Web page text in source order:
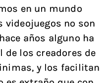
en un mundo
videojuegos no son
años alguno ha
de los creadores de
y los facilitan